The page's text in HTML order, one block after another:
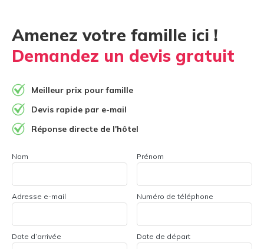
Amenez votre famille ici !
Demandez un devis gratuit
Meilleur prix pour famille
Devis rapide par e-mail
Réponse directe de l'hôtel
Nom Prénom
Adresse e-mail Numéro de téléphone
Date d’arrivée Date de départ